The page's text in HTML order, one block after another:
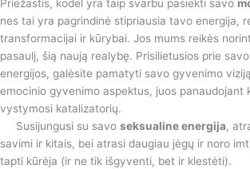
Priežastis, kodėl yra taip svarbu pasiekti savo
nes tai yra pagrindinė stipriausia tavo energija,
transformacijai ir kūrybai. Jos mums reikės
pasaulį, šią naują realybę. Prisilietusios prie
energijos, galėsite pamatyti savo gyvenimo
emocinio gyvenimo aspektus, juos panaudojant
vystymosi katalizatorių.
Susijungusi su savo seksualine energija,
savimi ir kitais, bei atrasi daugiau jėgų ir noro
tapti kūrėja (ir ne tik išgyventi, bet ir klestėti).